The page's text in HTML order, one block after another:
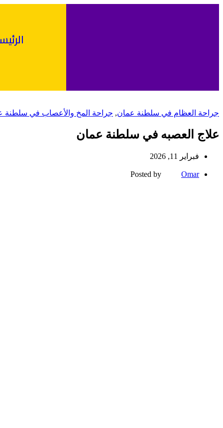
جراحة العظام في سلطنة عمان, جراحة المخ والأعصاب في سلطنة
علاج العصبه في سلطنة عمان
فبراير 11, 2026
Posted by Omar